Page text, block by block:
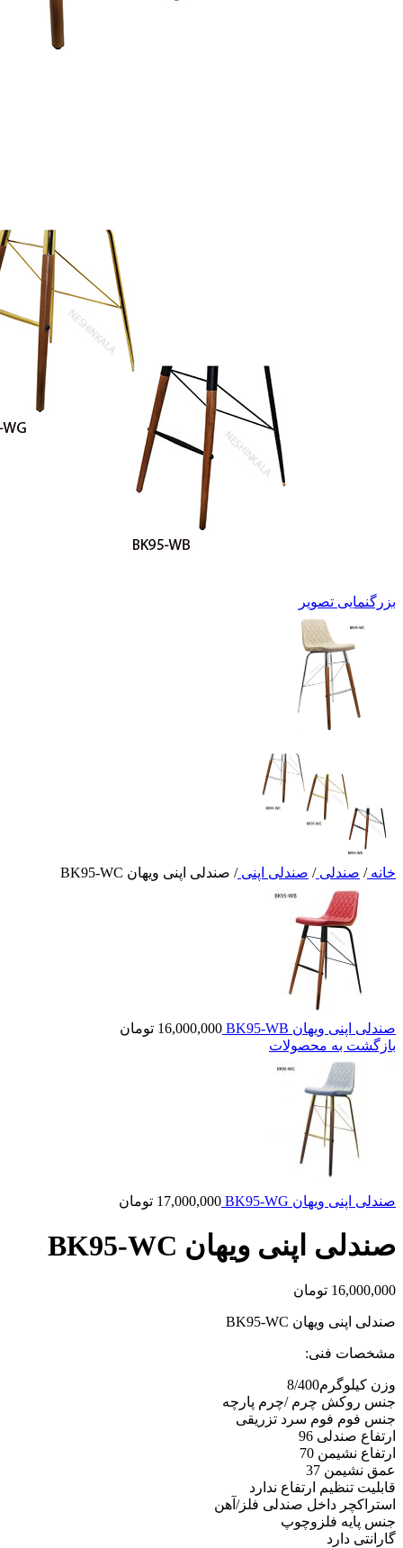
بزرگنمایی تصویر
خانه/ صندلی/ صندلی اپنی/ صندلی اپنی ویهان BK95-WC
صندلی اپنی ویهان BK95-WB 16,000,000 تومان
بازگشت به محصولات
صندلی اپنی ویهان BK95-WG 17,000,000 تومان
صندلی اپنی ویهان BK95-WC
16,000,000 تومان
صندلی اپنی ویهان BK95-WC
مشخصات فنی:
وزن کیلوگرم8/400
جنس روکش چرم /چرم پارچه
جنس فوم فوم سرد تزریقی
ارتفاع صندلی 96
ارتفاع نشیمن 70
عمق نشیمن 37
قابلیت تنظیم ارتفاع ندارد
استراکچر داخل صندلی فلز/آهن
جنس پایه فلزوچوپ
گارانتی دارد